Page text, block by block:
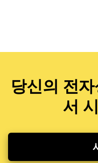
당신의 전
서